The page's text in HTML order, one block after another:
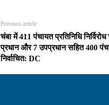
Previous article
चंबा में 411 पंचायत प्रतिनिधि
प्रधान और 7 उपप्रधान सहित 400
निर्वाचित: DC